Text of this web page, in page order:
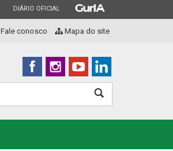
ESTADO
DIÁRIO OFICIAL ESTADO
Fale conosco Mapa do site